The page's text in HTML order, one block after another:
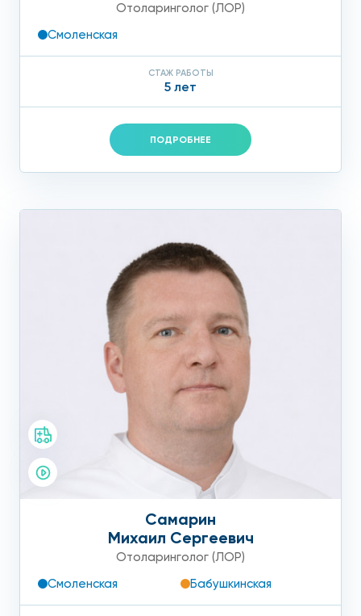
Отоларинголог (ЛОР)
Смоленская
СТАЖ РАБОТЫ
5 лет
ПОДРОБНЕЕ
Самарин
Михаил Сергеевич
Отоларинголог (ЛОР)
Смоленская
Бабушкинская